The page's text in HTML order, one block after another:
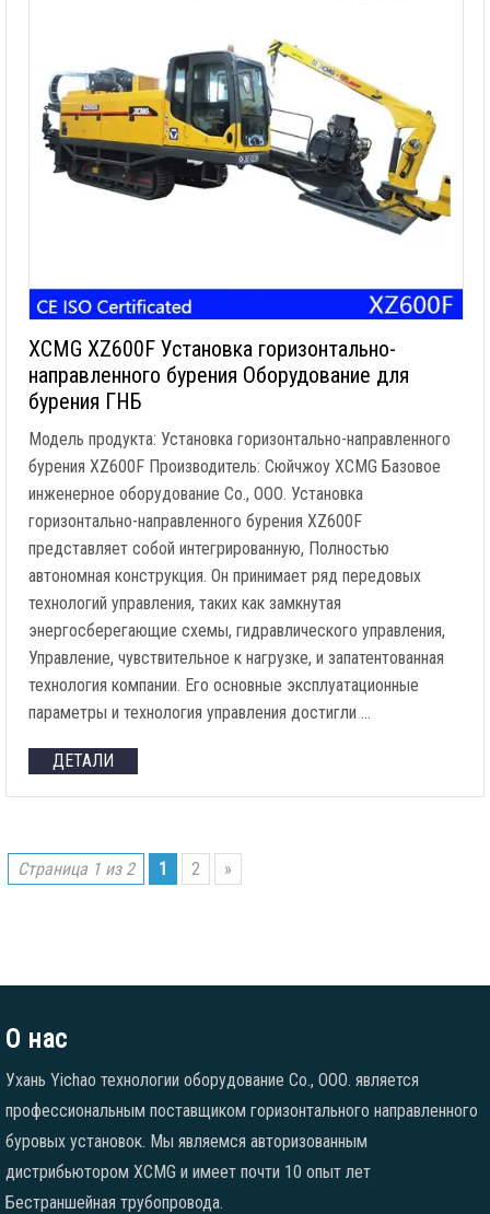
XCMG XZ600F Установка горизонтально-
направленного бурения Оборудование для
бурения ГНБ
Модель продукта: Установка горизонтально-направленного
бурения XZ600F Производитель: Сюйчжоу XCMG Базовое
инженерное оборудование Co., ООО. Установка
горизонтально-направленного бурения XZ600F
представляет собой интегрированную, Полностью
автономная конструкция. Он принимает ряд передовых
технологий управления, таких как замкнутая
энергосберегающие схемы, гидравлического управления,
Управление, чувствительное к нагрузке, и запатентованная
технология компании. Его основные эксплуатационные
параметры и технология управления достигли …
ДЕТАЛИ
Страница 1 из 2 1 2 »
О нас
Ухань Yichao технологии оборудование Co., ООО. является
профессиональным поставщиком горизонтального направленного
буровых установок. Мы являемся авторизованным
дистрибьютором XCMG и имеет почти 10 опыт лет
Бестраншейная трубопровода.